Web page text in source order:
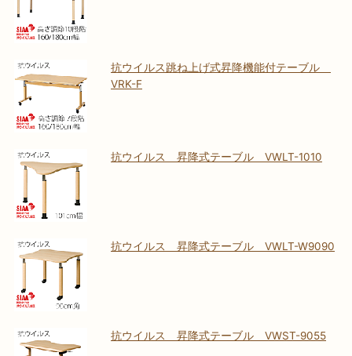
抗ウイルス跳ね上げ式昇降機能付テーブル
VRK-F
抗ウイルス 昇降式テーブル VWLT-1010
抗ウイルス 昇降式テーブル VWLT-W9090
抗ウイルス 昇降式テーブル VWST-9055